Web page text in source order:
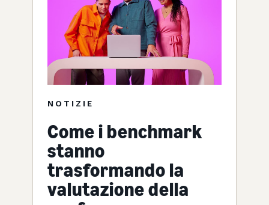
NOTIZIE
Come i benchmark
stanno
trasformando la
valutazione della